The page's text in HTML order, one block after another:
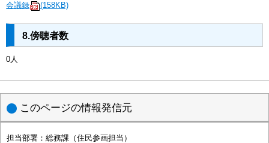
会議録 (158KB)
8.傍聴者数
0人
このページの情報発信元
担当部署： 総務課（住民参画担当）